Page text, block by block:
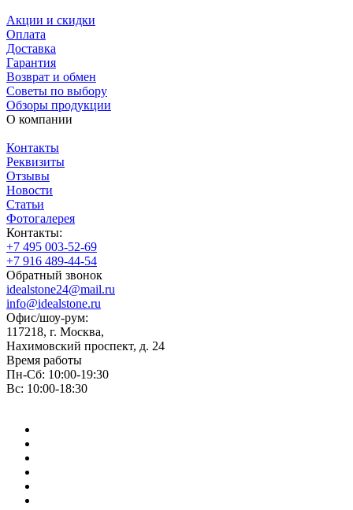
Акции и скидки
Оплата
Доставка
Гарантия
Возврат и обмен
Советы по выбору
Обзоры продукции
О компании
Контакты
Реквизиты
Отзывы
Новости
Статьи
Фотогалерея
Контакты:
+7 495 003-52-69
+7 916 489-44-54
Обратный звонок
idealstone24@mail.ru
info@idealstone.ru
Офис/шоу-рум:
117218, г. Москва,
Нахимовский проспект, д. 24
Время работы
Пн-Сб: 10:00-19:30
Вс: 10:00-18:30